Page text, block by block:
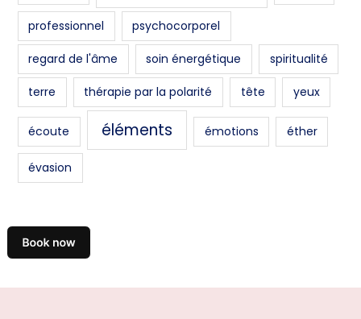
professionnel psychocorporel
regard de l'âme soin énergétique spiritualité
terre thérapie par la polarité tête yeux
écoute éléments émotions éther
évasion